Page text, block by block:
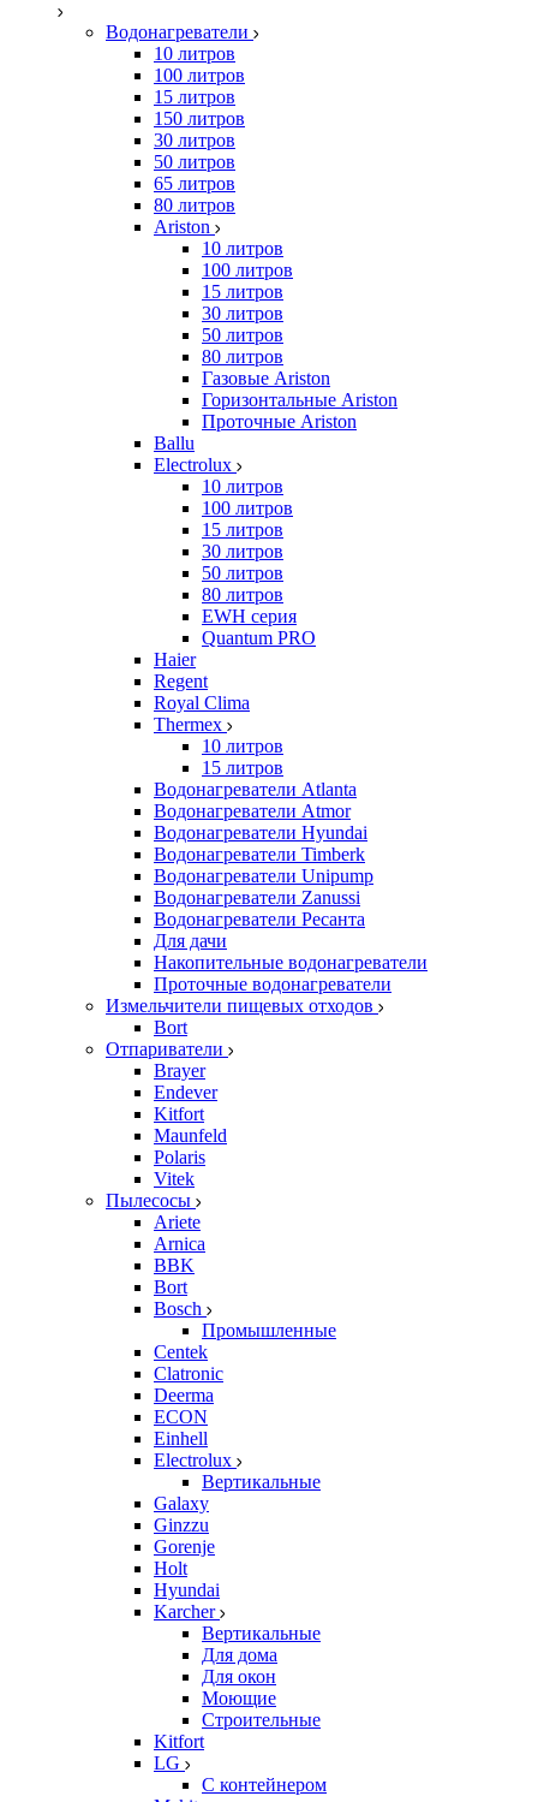
Водонагреватели
10 литров
100 литров
15 литров
150 литров
30 литров
50 литров
65 литров
80 литров
Ariston
10 литров
100 литров
15 литров
30 литров
50 литров
80 литров
Газовые Ariston
Горизонтальные Ariston
Проточные Ariston
Ballu
Electrolux
10 литров
100 литров
15 литров
30 литров
50 литров
80 литров
EWH серия
Quantum PRO
Haier
Regent
Royal Clima
Thermex
10 литров
15 литров
Водонагреватели Atlanta
Водонагреватели Atmor
Водонагреватели Hyundai
Водонагреватели Timberk
Водонагреватели Unipump
Водонагреватели Zanussi
Водонагреватели Ресанта
Для дачи
Накопительные водонагреватели
Проточные водонагреватели
Измельчители пищевых отходов
Bort
Отпариватели
Brayer
Endever
Kitfort
Maunfeld
Polaris
Vitek
Пылесосы
Ariete
Arnica
BBK
Bort
Bosch
Промышленные
Centek
Clatronic
Deerma
ECON
Einhell
Electrolux
Вертикальные
Galaxy
Ginzzu
Gorenje
Holt
Hyundai
Karcher
Вертикальные
Для дома
Для окон
Моющие
Строительные
Kitfort
LG
С контейнером